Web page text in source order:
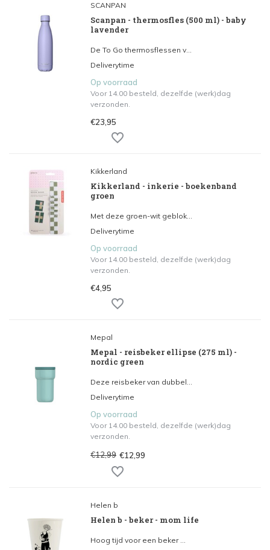
SCANPAN
Scanpan - thermosfles (500 ml) - baby
lavender
De To Go thermosflessen v...
Deliverytime
Op voorraad
Voor 14.00 besteld, dezelfde (werk)dag
verzonden.
€23,95
Kikkerland
Kikkerland - inkerie - boekenband
groen
Met deze groen-wit geblok...
Deliverytime
Op voorraad
Voor 14.00 besteld, dezelfde (werk)dag
verzonden.
€4,95
Mepal
Mepal - reisbeker ellipse (275 ml) -
nordic green
Deze reisbeker van dubbel...
Deliverytime
Op voorraad
Voor 14.00 besteld, dezelfde (werk)dag
verzonden.
€12,99 €12,99
Helen b
Helen b - beker - mom life
Hoog tijd voor een beker ...